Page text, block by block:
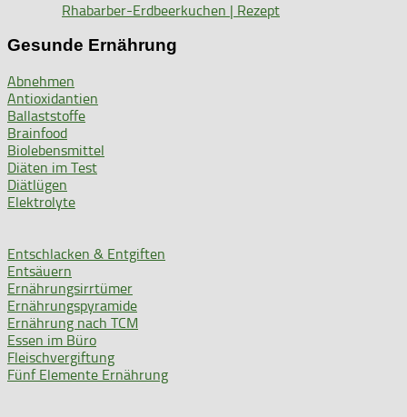
Rhabarber-Erdbeerkuchen | Rezept
Gesunde Ernährung
Abnehmen
Antioxidantien
Ballaststoffe
Brainfood
Biolebensmittel
Diäten im Test
Diätlügen
Elektrolyte
Entschlacken & Entgiften
Entsäuern
Ernährungsirrtümer
Ernährungspyramide
Ernährung nach TCM
Essen im Büro
Fleischvergiftung
Fünf Elemente Ernährung